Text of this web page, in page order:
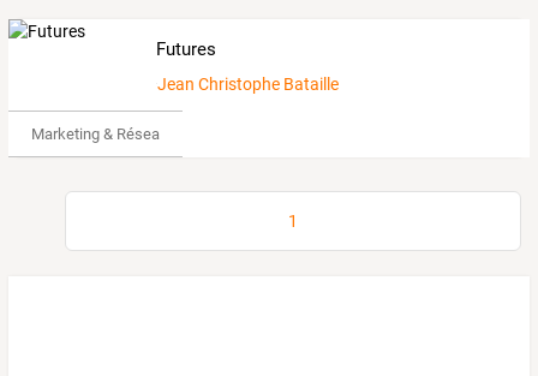
Futures
Jean Christophe Bataille
Marketing & Réseaux Sociaux
1